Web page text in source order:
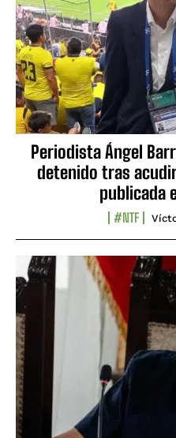
Periodista Ángel
detenido tras
publicada
#NTF